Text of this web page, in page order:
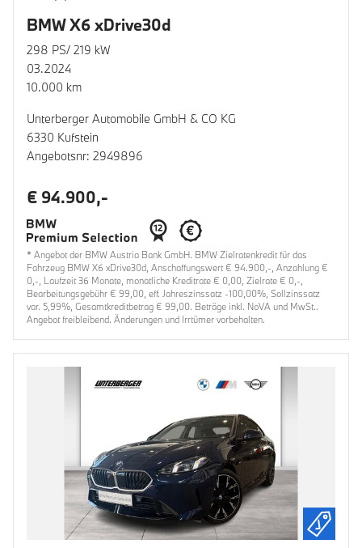
BMW X6 xDrive30d
298 PS/ 219 kW
03.2024
10.000 km
Unterberger Automobile GmbH & CO KG
6330 Kufstein
Angebotsnr: 2949896
€ 94.900,-
* Angebot der BMW Austria Bank GmbH. BMW Zielratenkredit für das
Fahrzeug BMW X6 xDrive30d, Anschaffungswert € 94.900,-, Anzahlung €
0,-, Laufzeit 36 Monate, monatliche Kreditrate € 0,00, Zielrate € 0,-,
Bearbeitungsgebühr € 99,00, eff. Jahreszinssatz -100,00%, Sollzinssatz
var. 5,99%, Gesamtkreditbetrag € 99,00. Beträge inkl. NoVA und MwSt..
Angebot freibleibend. Änderungen und Irrtümer vorbehalten.